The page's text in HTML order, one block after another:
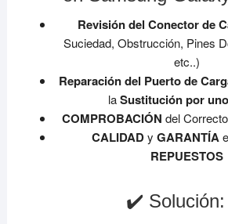
Revisión del Conector de
Suciedad, Obstrucción, Pines
etc..)
Reparación del Puerto de
laSustitución por
COMPROBACIÓNdel
CALIDADy GARANTÍA
REPUESTOS
✔️ Solución: